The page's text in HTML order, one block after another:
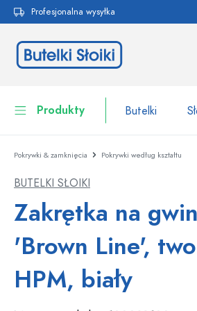
Przejdź do
Profesjonalna wysyłka
Produkty Butelki
Butelki
Pojemniki na żywność
Naczynia
Opakowania kosmetyczne
Pokrywki & zamknięcia Pokrywki według kształtu
BUTELKI SŁOIKI
Zakrętka na
'Brown Line',
HPM, biały